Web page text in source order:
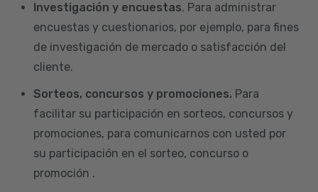
Investigación y encuestas. Para administrar
encuestas y cuestionarios, por ejemplo, para fines
de investigación de mercado o satisfacción del
cliente.
Sorteos, concursos y promociones. Para
facilitar su participación en sorteos, concursos y
promociones, para comunicarnos con usted por
su participación en el sorteo, concurso o
promoción .